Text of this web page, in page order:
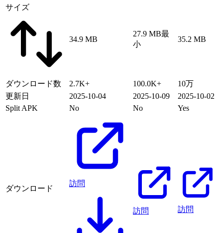
サイズ
34.9 MB
27.9 MB最
小
35.2 MB
ダウンロード数 2.7K+ 100.0K+
10万
更新日
2025-10-04 2025-10-09
2025-10-02
Split APK
No No Yes
ダウンロード
訪問
訪問 訪問